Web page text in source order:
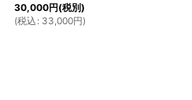
30,000円(税別)
(税込 : 33,000円)